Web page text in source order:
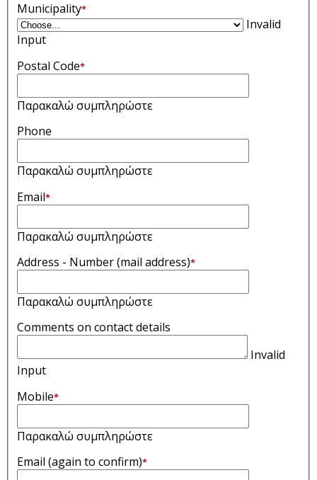
Municipality*
Invalid
Input
Postal Code*
Παρακαλώ συμπληρώστε
Phone
Παρακαλώ συμπληρώστε
Email*
Παρακαλώ συμπληρώστε
Address - Number (mail address)*
Παρακαλώ συμπληρώστε
Comments on contact details
Invalid
Input
Mobile*
Παρακαλώ συμπληρώστε
Email (again to confirm)*